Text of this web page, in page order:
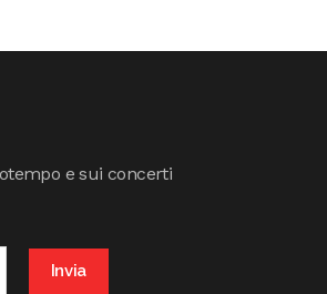
e sui concerti